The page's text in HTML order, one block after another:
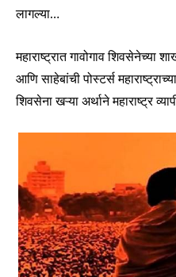
लागल्या…
महाराष्ट्रात गावोगाव शिवसेनेच्या
आणि साहेबांची पोस्टर्स
शिवसेना खऱ्या अर्थाने महाराष्ट्र